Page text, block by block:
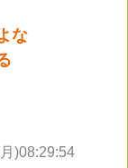
な
)08:29:54